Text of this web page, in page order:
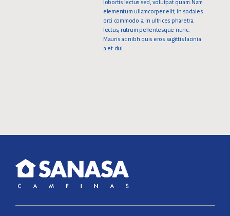
elementum ullamcorper elit, in sodales
orci commodo a. In ultrices pharetra
lectus, rutrum pellentesque nunc.
Mauris ac nibh quis eros sagittis lacinia
a et dui.